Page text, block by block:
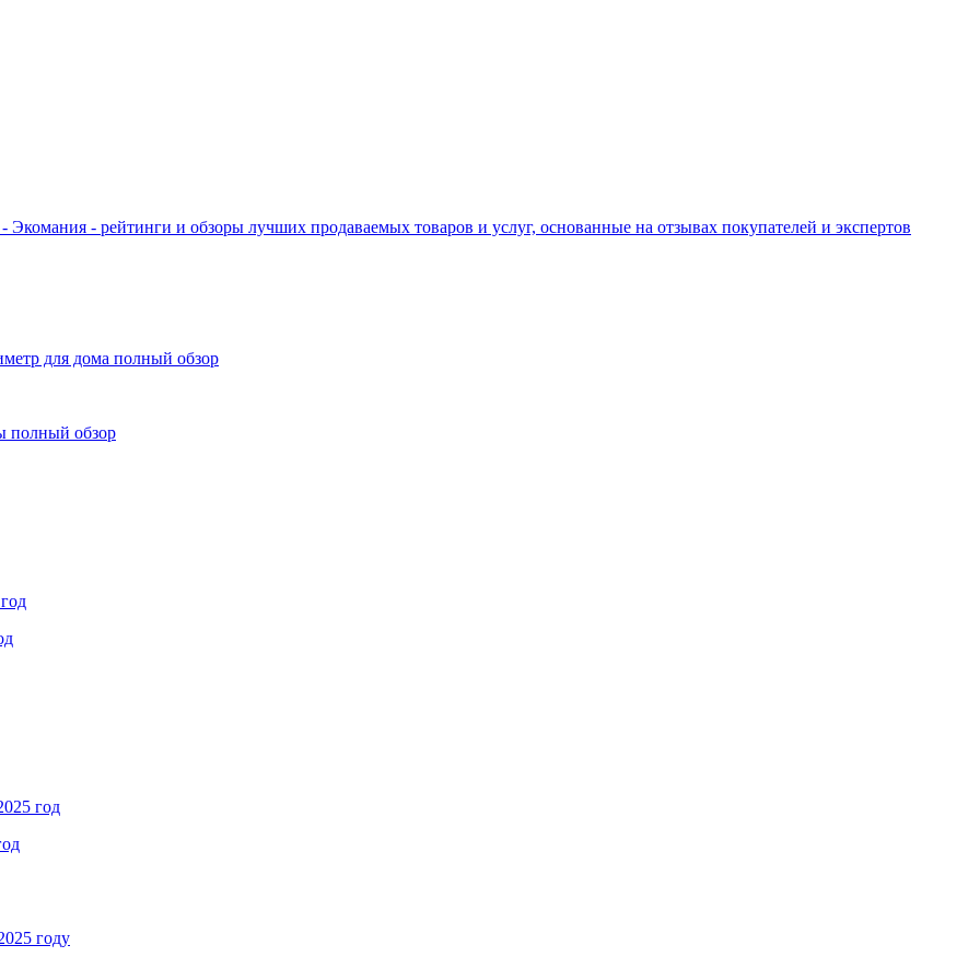
Экомания - рейтинги и обзоры лучших продаваемых товаров и услуг, основанные на отзывах покупателей и экспертов
для дома полный обзор
полный обзор
год
году